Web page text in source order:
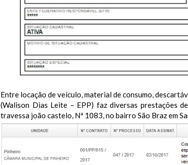
Entre locação de veículo, material de consumo,
(Walison Dias Leite – EPP) faz diversas prestações
travessa joão castelo, Nª 1083, no bairro São Braz em